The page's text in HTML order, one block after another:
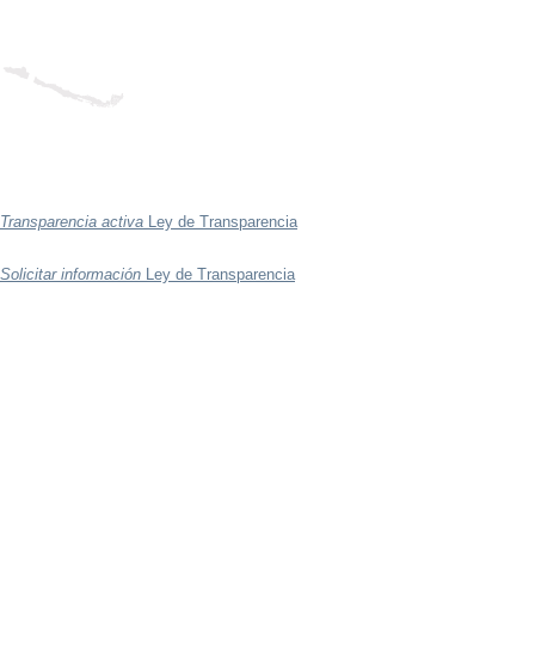
Transparencia activa Ley de Transparencia
Solicitar información Ley de Transparencia